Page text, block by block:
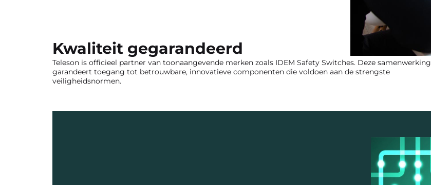
Kwaliteit gegarandeerd
​​Teleson is officieel partner van toonaangevende merken zoals IDEM Safety Switches. Deze samenwerking
garandeert toegang tot betrouwbare, innovatieve componenten die voldoen aan de strengste
veiligheidsnormen.